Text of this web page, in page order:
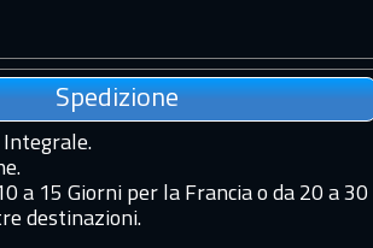
Spedizione
Integrale.
a 15 Giorni per la Francia o da 20 a 30
destinazioni.